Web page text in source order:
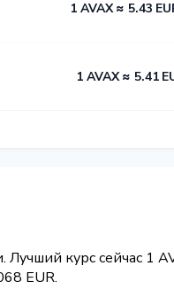
1 AVAX ≈ 5.43
1 AVAX ≈ 5.41
Лучший курс сейчас 1
EUR.